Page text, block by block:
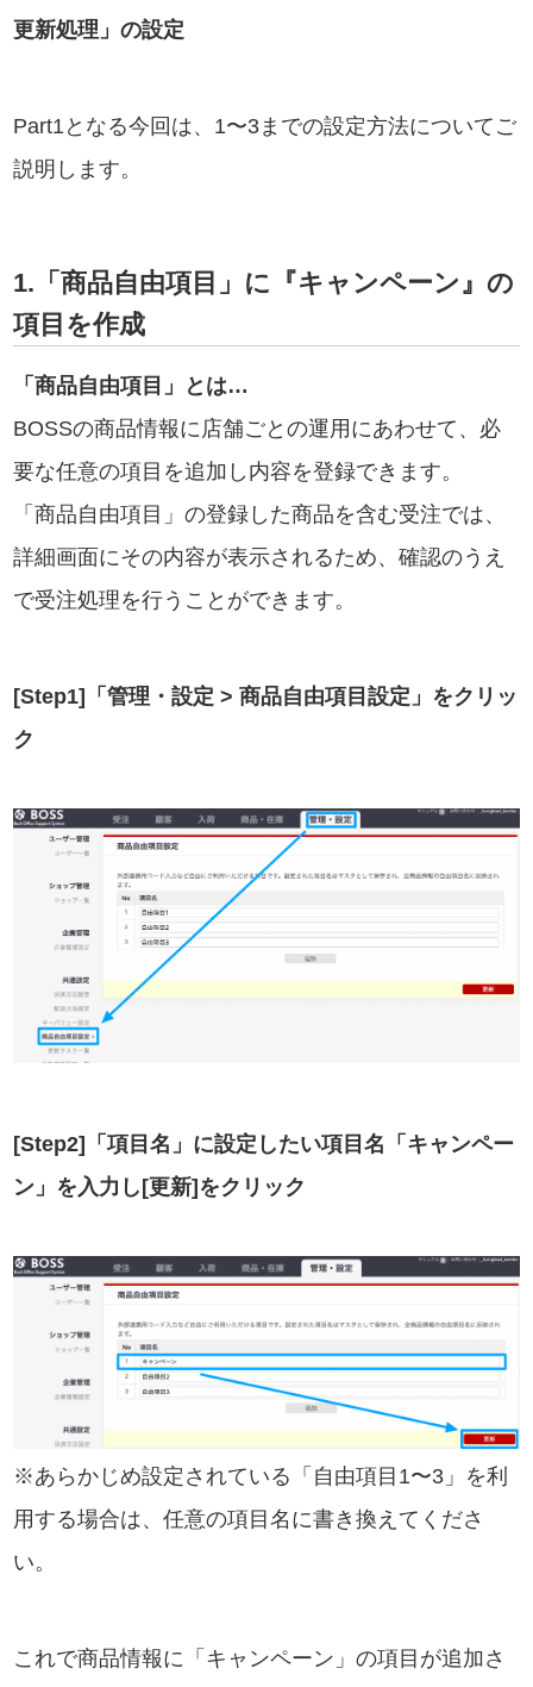
更新処理」の設定
Part1となる今回は、1〜3までの設定方法についてご
説明します。
1.「商品自由項目」に『キャンペーン』の
項目を作成
「商品自由項目」とは…
BOSSの商品情報に店舗ごとの運用にあわせて、必
要な任意の項目を追加し内容を登録できます。
「商品自由項目」の登録した商品を含む受注では、
詳細画面にその内容が表示されるため、確認のうえ
で受注処理を行うことができます。
[Step1]「管理・設定 > 商品自由項目設定」をクリッ
ク
[Step2]「項目名」に設定したい項目名「キャンペー
ン」を入力し[更新]をクリック
※あらかじめ設定されている「自由項目1〜3」を利
用する場合は、任意の項目名に書き換えてくださ
い。
これで商品情報に「キャンペーン」の項目が追加さ